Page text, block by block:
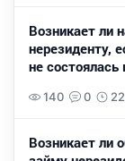
Возникает ли
нерезиденту,
не
140 0
Возникает ли